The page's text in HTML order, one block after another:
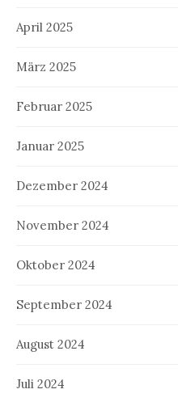
April 2025
März 2025
Februar 2025
Januar 2025
Dezember 2024
November 2024
Oktober 2024
September 2024
August 2024
Juli 2024